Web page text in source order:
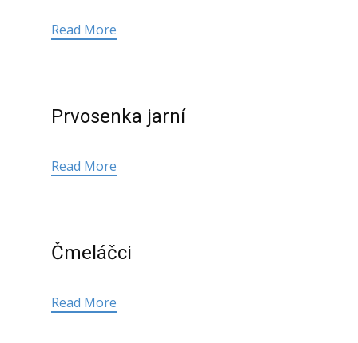
Read More
Prvosenka jarní
Read More
Čmeláčci
Read More